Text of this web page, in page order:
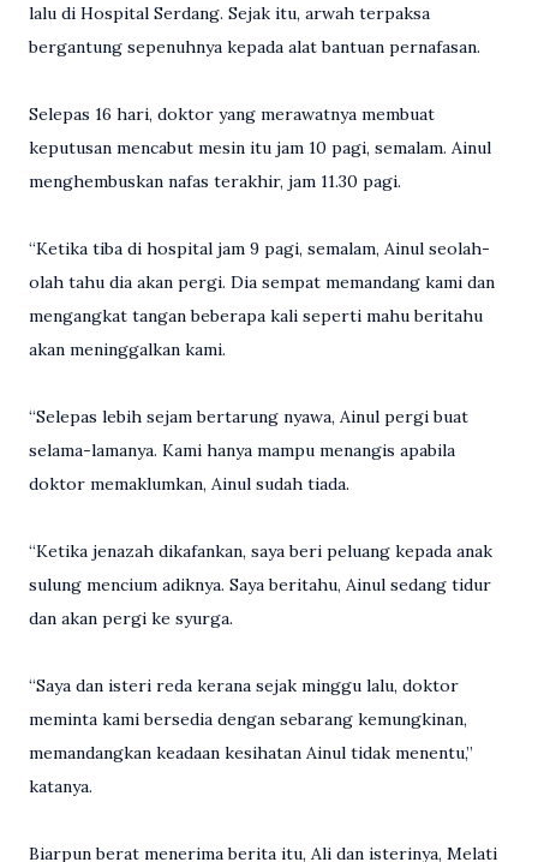
lalu di Hospital Serdang. Sejak itu, arwah terpaksa
bergantung sepenuhnya kepada alat bantuan pernafasan.
Selepas 16 hari, doktor yang merawatnya membuat
keputusan mencabut mesin itu jam 10 pagi, semalam. Ainul
menghembuskan nafas terakhir, jam 11.30 pagi.
“Ketika tiba di hospital jam 9 pagi, semalam, Ainul seolah-
olah tahu dia akan pergi. Dia sempat memandang kami dan
mengangkat tangan beberapa kali seperti mahu beritahu
akan meninggalkan kami.
“Selepas lebih sejam bertarung nyawa, Ainul pergi buat
selama-lamanya. Kami hanya mampu menangis apabila
doktor memaklumkan, Ainul sudah tiada.
“Ketika jenazah dikafankan, saya beri peluang kepada anak
sulung mencium adiknya. Saya beritahu, Ainul sedang tidur
dan akan pergi ke syurga.
“Saya dan isteri reda kerana sejak minggu lalu, doktor
meminta kami bersedia dengan sebarang kemungkinan,
memandangkan keadaan kesihatan Ainul tidak menentu,”
katanya.
Biarpun berat menerima berita itu, Ali dan isterinya, Melati